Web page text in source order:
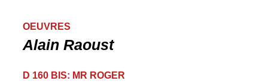
OEUVRES
Alain Raoust
D 160 BIS: MR ROGER